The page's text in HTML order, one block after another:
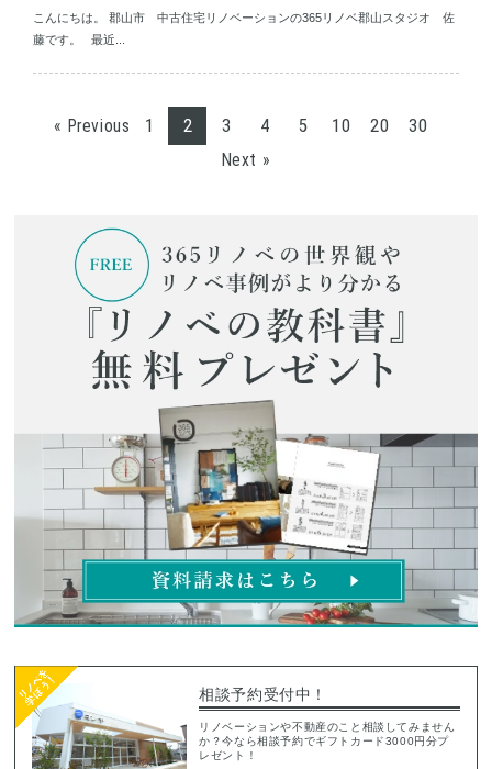
こんにちは。 郡山市 中古住宅リノベーションの365リノベ郡山スタジオ 佐
藤です。 最近...
« Previous 1 2 3 4 5 10 20 30
Next »
相談予約受付中！
リノベーションや不動産のこと相談してみません
か？今なら相談予約でギフトカード3000円分プ
レゼント！